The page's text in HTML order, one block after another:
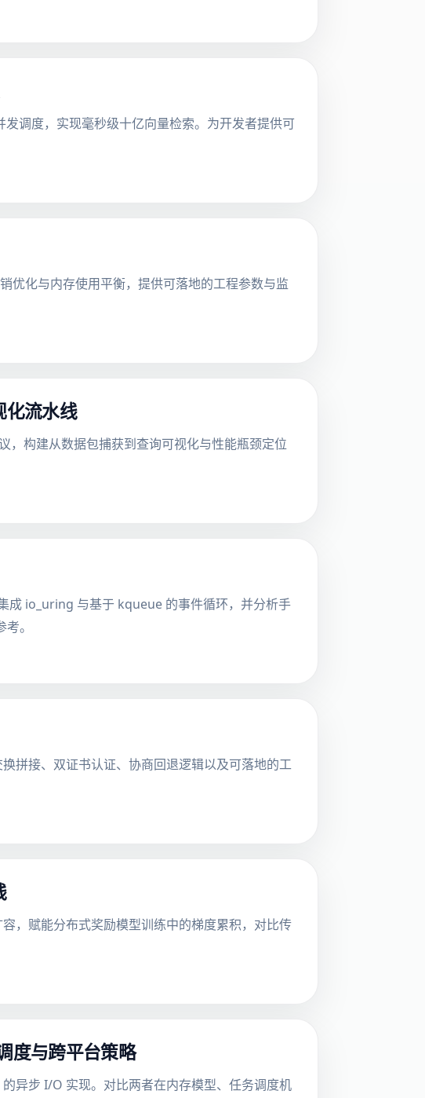
调度，实现毫秒级十亿向量检索。为开发者提供可
优化与内存使用平衡，提供可落地的工程参数与监
化流水线
，构建从数据包捕获到查询可视化与性能瓶颈定位
成 io_uring 与基于 kqueue 的事件循环，并分析手
。
拼接、双证书认证、协商回退逻辑以及可落地的工
，赋能分布式奖励模型训练中的梯度累积，对比传
度与跨平台策略
异步 I/O 实现。对比两者在内存模型、任务调度机